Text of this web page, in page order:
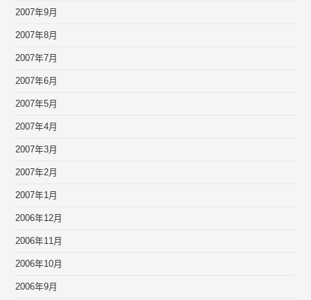
2007年9月
2007年8月
2007年7月
2007年6月
2007年5月
2007年4月
2007年3月
2007年2月
2007年1月
2006年12月
2006年11月
2006年10月
2006年9月